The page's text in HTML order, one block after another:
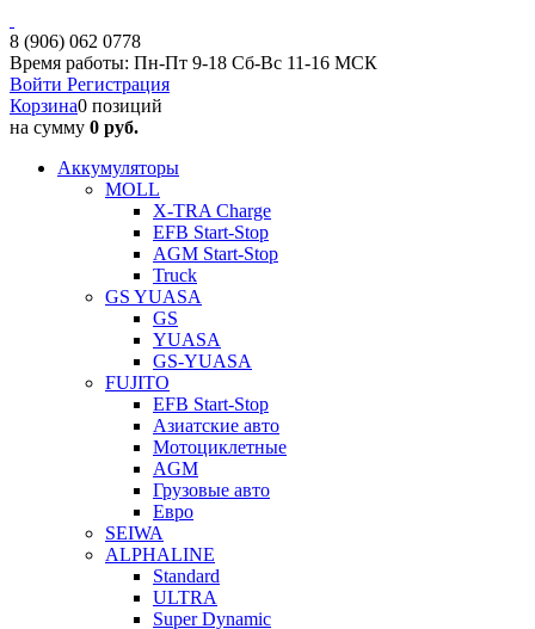
8 (906) 062 0778
Время работы: Пн-Пт 9-18 Сб-Вс 11-16 МСК
Войти Регистрация
Корзина0 позиций
на сумму 0 руб.
Аккумуляторы
MOLL
X-TRA Charge
EFB Start-Stop
AGM Start-Stop
Truck
GS YUASA
GS
YUASA
GS-YUASA
FUJITO
EFB Start-Stop
Азиатские авто
Мотоциклетные
AGM
Грузовые авто
Евро
SEIWA
ALPHALINE
Standard
ULTRA
Super Dynamic